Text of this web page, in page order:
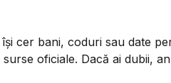
cer bani, coduri sau date
oficiale. Dacă ai dubii,